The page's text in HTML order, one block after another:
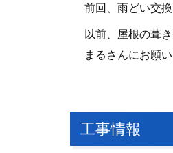
前回、雨どい交
以前、屋根の葺
まるさんにお願
工事情報